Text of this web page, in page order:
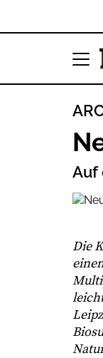
Auf
Die